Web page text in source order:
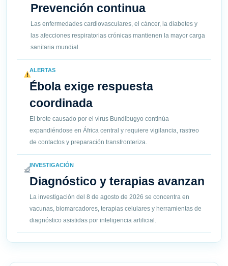
Prevención continua
Las enfermedades cardiovasculares, el cáncer, la diabetes y
las afecciones respiratorias crónicas mantienen la mayor carga
sanitaria mundial.
ALERTAS
Ébola exige respuesta
coordinada
El brote causado por el virus Bundibugyo continúa
expandiéndose en África central y requiere vigilancia, rastreo
de contactos y preparación transfronteriza.
INVESTIGACIÓN
Diagnóstico y terapias avanzan
La investigación del 8 de agosto de 2026 se concentra en
vacunas, biomarcadores, terapias celulares y herramientas de
diagnóstico asistidas por inteligencia artificial.